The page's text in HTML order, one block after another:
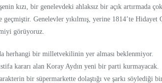
kızı, bir genelevdeki ahlaksız bir açık artırmada
geçmiştir. Genelevler yıkılmış, yerine 1814’te Hidayet
görüyoruz.
herhangi bir milletvekilinin yer alması beklenmiyor.
kararı alan Koray Aydın yeni bir parti kurmayacak.
bir süpermarkette dolaştığı ve şarkı söylediği